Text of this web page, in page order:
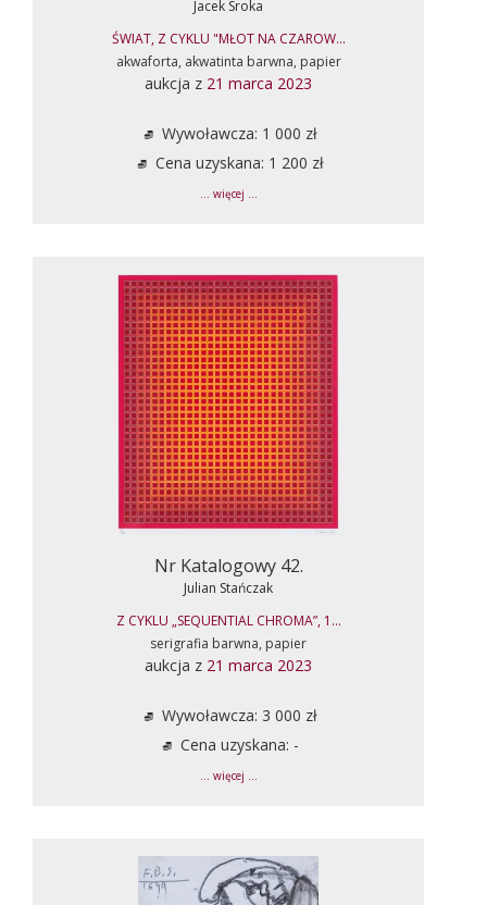
Jacek Sroka
ŚWIAT, Z CYKLU "MŁOT NA CZAROW...
akwaforta, akwatinta barwna, papier
aukcja z 21 marca 2023
Wywoławcza: 1 000 zł
Cena uzyskana: 1 200 zł
... więcej ...
Nr Katalogowy 42.
Julian Stańczak
Z CYKLU „SEQUENTIAL CHROMA”, 1...
serigrafia barwna, papier
aukcja z 21 marca 2023
Wywoławcza: 3 000 zł
Cena uzyskana: -
... więcej ...